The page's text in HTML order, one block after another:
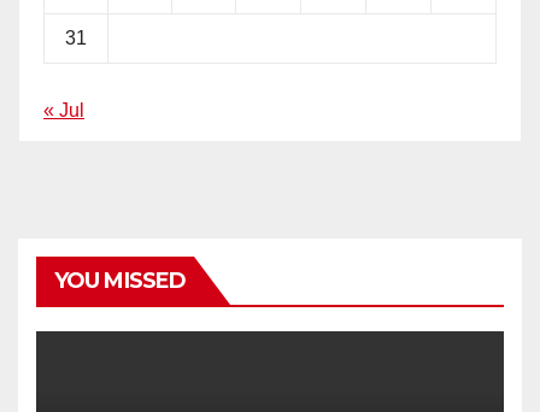
31
« Jul
YOU MISSED